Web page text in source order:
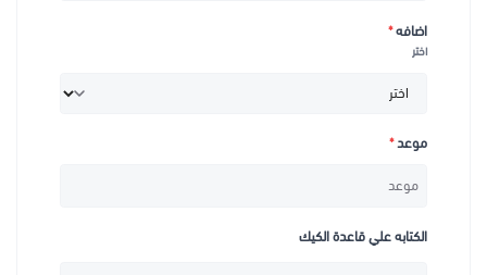
اضافه*
اختر
موعد*
الكتابه علي قاعدة الكيك